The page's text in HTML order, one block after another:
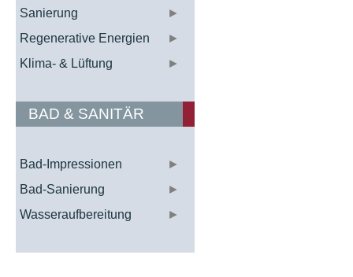
Sanierung
►
Regenerative Energien
►
Klima- & Lüftung
►
BAD & SANITÄR
Bad-Impressionen
►
Bad-Sanierung
►
Wasseraufbereitung
►